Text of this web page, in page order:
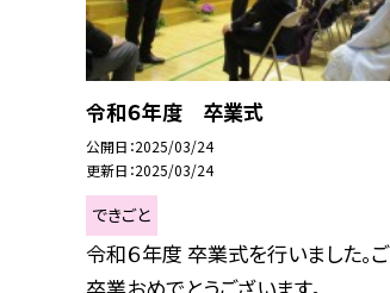
令和６年度 卒業式
公開日 2025/03/24
更新日 2025/03/24
できごと
令和６年度 卒業式を行いました。ご